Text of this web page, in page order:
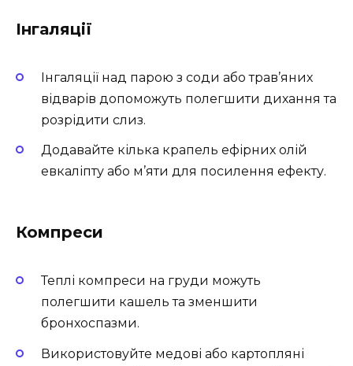
Інгаляції
Інгаляції над парою з соди або трав’яних
відварів допоможуть полегшити дихання та
розрідити слиз.
Додавайте кілька крапель ефірних олій
евкаліпту або м’яти для посилення ефекту.
Компреси
Теплі компреси на груди можуть
полегшити кашель та зменшити
бронхоспазми.
Використовуйте медові або картопляні